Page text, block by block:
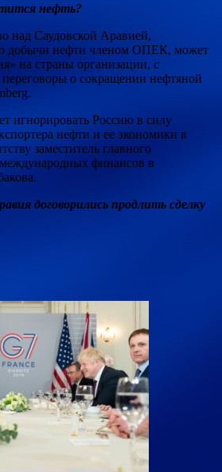
нефть?
над Саудовской Аравией,
добычи нефти членом ОПЕК, может
на страны организации, с
о сокращении нефтяной
игнорировать Россию в силу
нефти и ее экономики в
заместитель главного
финансов в
договорились продлить сделку